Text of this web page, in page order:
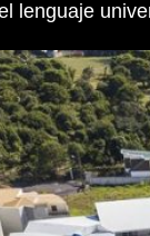
lenguaje